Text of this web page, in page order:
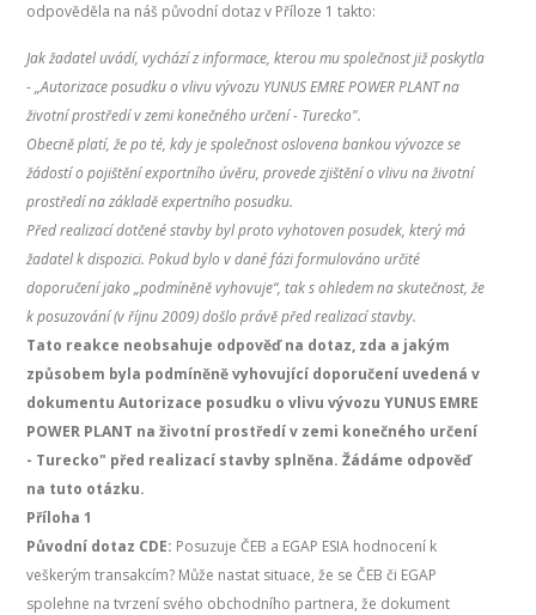
odpověděla na náš původní dotaz v Příloze 1 takto:
Jak žadatel uvádí, vychází z informace, kterou mu společnost již poskytla
- „Autorizace posudku o vlivu vývozu YUNUS EMRE POWER PLANT na
životní prostředí v zemi konečného určení - Turecko".
Obecně platí, že po té, kdy je společnost oslovena bankou vývozce se
žádostí o pojištění exportního úvěru, provede zjištění o vlivu na životní
prostředí na základě expertního posudku.
Před realizací dotčené stavby byl proto vyhotoven posudek, který má
žadatel k dispozici. Pokud bylo v dané fázi formulováno určité
doporučení jako „podmíněně vyhovuje“, tak s ohledem na skutečnost, že
k posuzování (v říjnu 2009) došlo právě před realizací stavby.
Tato reakce neobsahuje odpověď na dotaz, zda a jakým
způsobem byla podmíněně vyhovující doporučení uvedená v
dokumentu Autorizace posudku o vlivu vývozu YUNUS EMRE
POWER PLANT na životní prostředí v zemi konečného určení
- Turecko" před realizací stavby splněna. Žádáme odpověď
na tuto otázku.
Příloha 1
Původní dotaz CDE: Posuzuje ČEB a EGAP ESIA hodnocení k
veškerým transakcím? Může nastat situace, že se ČEB či EGAP
spolehne na tvrzení svého obchodního partnera, že dokument